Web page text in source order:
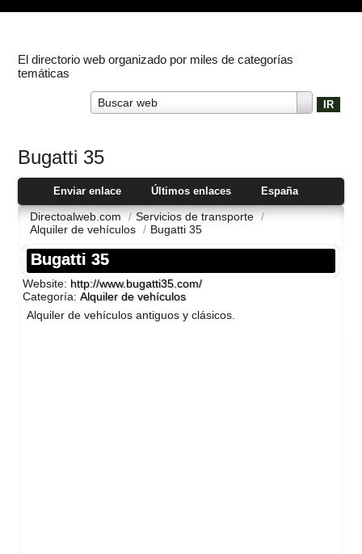
El directorio web organizado por miles de categorías
temáticas
Buscar web
Bugatti 35
Enviar enlace Últimos enlaces España
Directoalweb.com / Servicios de transporte /
Alquiler de vehí­culos / Bugatti 35
Bugatti 35
Website: http://www.bugatti35.com/
Categoría:Alquiler de vehí­culos
Alquiler de vehí­culos antiguos y clásicos.